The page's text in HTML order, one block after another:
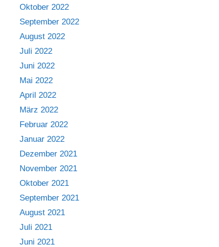
Oktober 2022
September 2022
August 2022
Juli 2022
Juni 2022
Mai 2022
April 2022
März 2022
Februar 2022
Januar 2022
Dezember 2021
November 2021
Oktober 2021
September 2021
August 2021
Juli 2021
Juni 2021